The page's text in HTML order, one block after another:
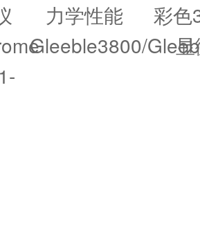
力学性能
Gleeble3800/
彩色